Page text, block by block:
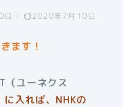
日 / 2020年7月10日
ます！
（ユーネクス
入れば、NHKの